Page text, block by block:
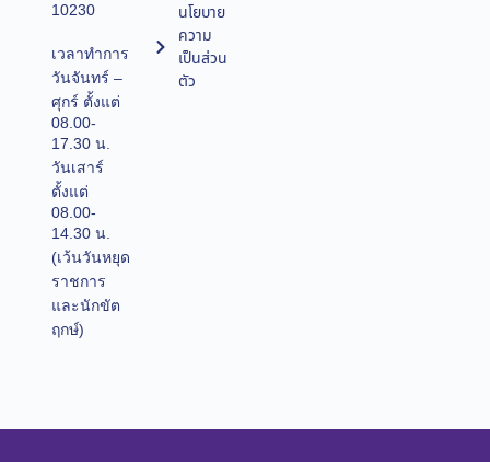
10230
เวลาทำการ
วันจันทร์ –
ศุกร์ ตั้งแต่
08.00-
17.30 น.
วันเสาร์
ตั้งแต่
08.00-
14.30 น.
(เว้นวันหยุด
ราชการ
และนักขัต
ฤกษ์)
นโยบาย
ความ
เป็นส่วน
ตัว